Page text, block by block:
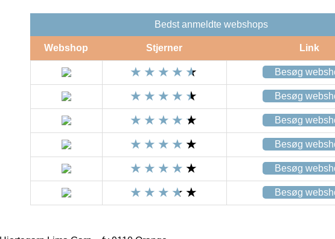
Bedst anmeldte webshops
Webshop Stjerner Link
Besøg
Besøg
Besøg
Besøg
Besøg
Besøg